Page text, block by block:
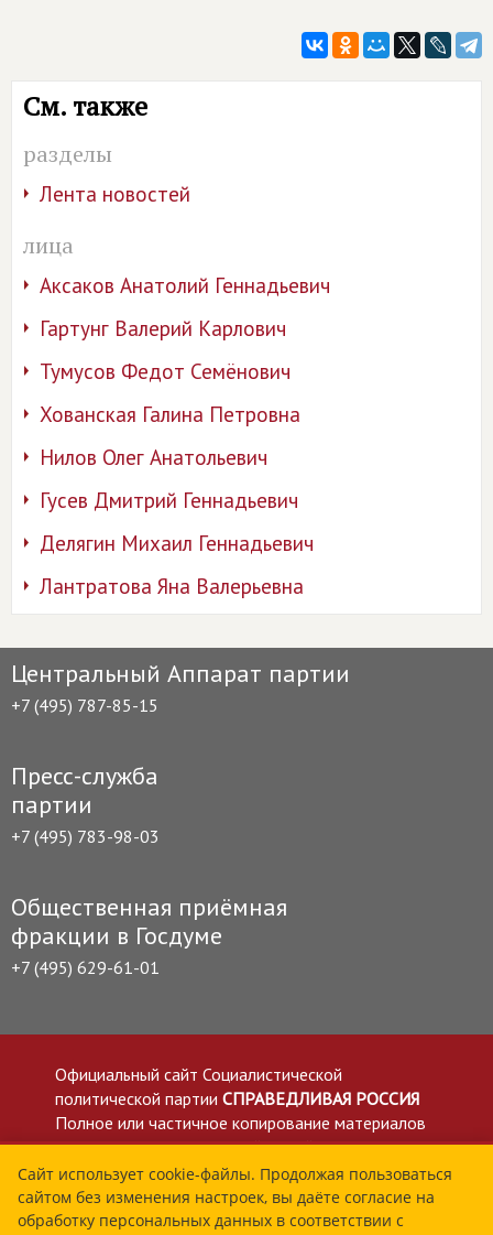
См. также
разделы
Лента новостей
лица
Аксаков Анатолий Геннадьевич
Гартунг Валерий Карлович
Тумусов Федот Семёнович
Хованская Галина Петровна
Нилов Олег Анатольевич
Гусев Дмитрий Геннадьевич
Делягин Михаил Геннадьевич
Лантратова Яна Валерьевна
Центральный Аппарат партии
+7 (495) 787-85-15
Пресс-служба
партии
+7 (495) 783-98-03
Общественная приёмная
фракции в Госдуме
+7 (495) 629-61-01
Официальный сайт Социалистической
политической партии СПРАВЕДЛИВАЯ РОССИЯ
Полное или частичное копирование материалов
приветствуется со ссылкой на сайт spravedlivo.ru
Политика в отношении обработки персональных
данных
Все материалы сайта spravedlivo.ru доступны по
Сайт использует cookie-файлы. Продолжая пользоваться
сайтом без изменения настроек, вы даёте согласие на
обработку персональных данных в соответствии с